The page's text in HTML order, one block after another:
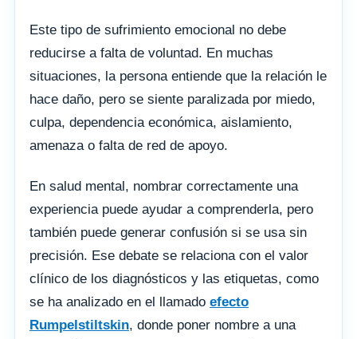
Este tipo de sufrimiento emocional no debe
reducirse a falta de voluntad. En muchas
situaciones, la persona entiende que la relación le
hace daño, pero se siente paralizada por miedo,
culpa, dependencia económica, aislamiento,
amenaza o falta de red de apoyo.
En salud mental, nombrar correctamente una
experiencia puede ayudar a comprenderla, pero
también puede generar confusión si se usa sin
precisión. Ese debate se relaciona con el valor
clínico de los diagnósticos y las etiquetas, como
se ha analizado en el llamado efecto
Rumpelstiltskin, donde poner nombre a una